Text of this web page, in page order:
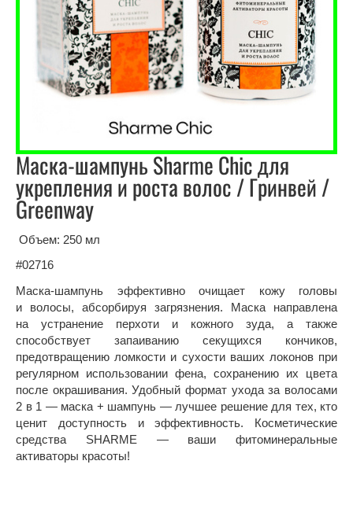
Маска-шампунь Sharme Chic для
укрепления и роста волос / Гринвей /
Greenway
Объем: 250 мл
#02716
Маска-шампунь эффективно очищает кожу головы
и волосы, абсорбируя загрязнения. Маска направлена
на устранение перхоти и кожного зуда, а также
способствует запаиванию секущихся кончиков,
предотвращению ломкости и сухости ваших локонов при
регулярном использовании фена, сохранению их цвета
после окрашивания. Удобный формат ухода за волосами
2 в 1 — маска + шампунь — лучшее решение для тех, кто
ценит доступность и эффективность. Косметические
средства SHARME — ваши фитоминеральные
активаторы красоты!